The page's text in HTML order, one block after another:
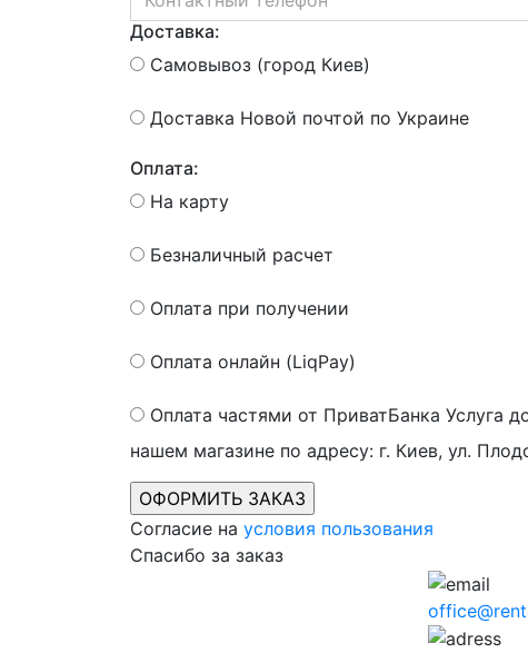
Доставка:
Самовывоз (город Киев)
Доставка Новой почтой по Украине
Оплата:
На карту
Безналичный расчет
Оплата при получении
Оплата онлайн (LiqPay)
Оплата частями от ПриватБанка Услуга
нашем магазине по адресу: г. Киев, ул.
Согласие на условия пользования
Спасибо за заказ